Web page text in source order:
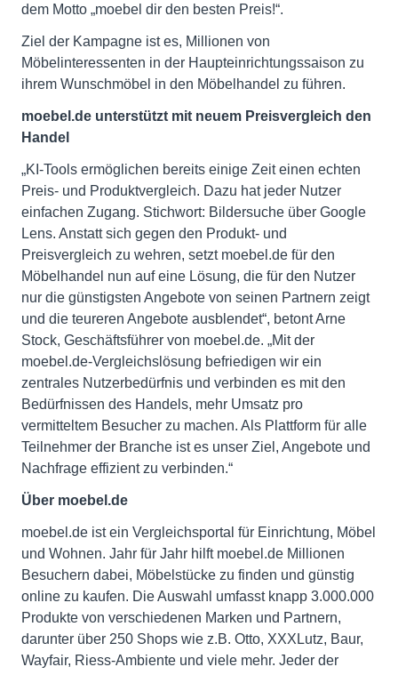
dem Motto „moebel dir den besten Preis!“.
Ziel der Kampagne ist es, Millionen von
Möbelinteressenten in der Haupteinrichtungssaison zu
ihrem Wunschmöbel in den Möbelhandel zu führen.
moebel.de unterstützt mit neuem Preisvergleich den
Handel
„KI-Tools ermöglichen bereits einige Zeit einen echten
Preis- und Produktvergleich. Dazu hat jeder Nutzer
einfachen Zugang. Stichwort: Bildersuche über Google
Lens. Anstatt sich gegen den Produkt- und
Preisvergleich zu wehren, setzt moebel.de für den
Möbelhandel nun auf eine Lösung, die für den Nutzer
nur die günstigsten Angebote von seinen Partnern zeigt
und die teureren Angebote ausblendet“, betont Arne
Stock, Geschäftsführer von moebel.de. „Mit der
moebel.de-Vergleichslösung befriedigen wir ein
zentrales Nutzerbedürfnis und verbinden es mit den
Bedürfnissen des Handels, mehr Umsatz pro
vermitteltem Besucher zu machen. Als Plattform für alle
Teilnehmer der Branche ist es unser Ziel, Angebote und
Nachfrage effizient zu verbinden.“
Über moebel.de
moebel.de ist ein Vergleichsportal für Einrichtung, Möbel
und Wohnen. Jahr für Jahr hilft moebel.de Millionen
Besuchern dabei, Möbelstücke zu finden und günstig
online zu kaufen. Die Auswahl umfasst knapp 3.000.000
Produkte von verschiedenen Marken und Partnern,
darunter über 250 Shops wie z.B. Otto, XXXLutz, Baur,
Wayfair, Riess-Ambiente und viele mehr. Jeder der